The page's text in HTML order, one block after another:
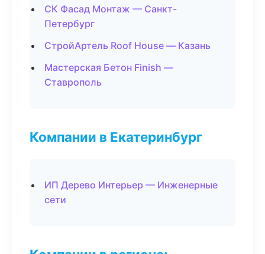
СК Фасад Монтаж — Санкт-
Петербург
СтройАртель Roof House — Казань
Мастерская Бетон Finish —
Ставрополь
Компании в Екатеринбург
ИП Дерево Интерьер — Инженерные
сети